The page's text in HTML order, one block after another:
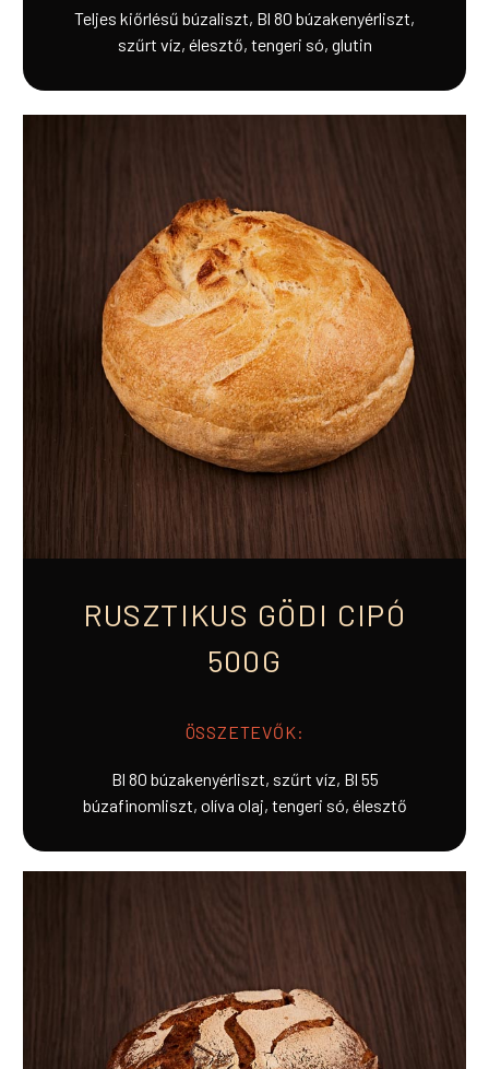
Teljes kiőrlésű búzaliszt, Bl 80 búzakenyérliszt,
szűrt víz, élesztő, tengeri só, glutin
RUSZTIKUS GÖDI CIPÓ
500G
ÖSSZETEVŐK:
Bl 80 búzakenyérliszt, szűrt víz, Bl 55
búzafinomliszt, olíva olaj, tengeri só, élesztő